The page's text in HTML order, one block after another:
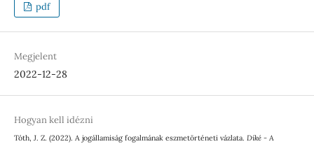
pdf
Megjelent
2022-12-28
Hogyan kell idézni
Tóth, J. Z. (2022). A jogállamiság fogalmának eszmetörténeti vázlata. Díké - A